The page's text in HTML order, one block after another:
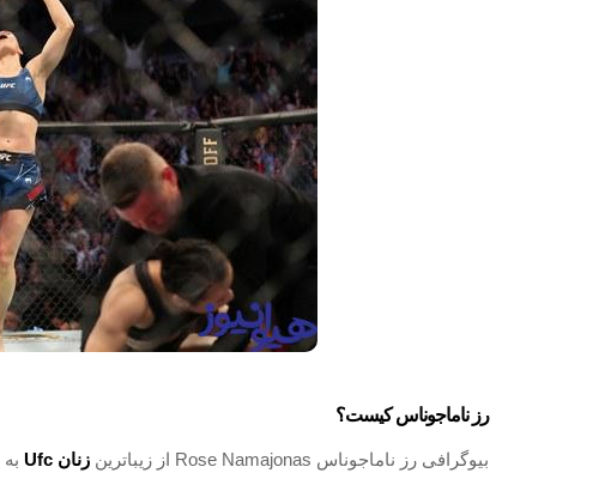
رز ناماجوناس کیست؟
بیوگرافی رز ناماجوناس Rose Namajonas از زیباترین زنان Ufc